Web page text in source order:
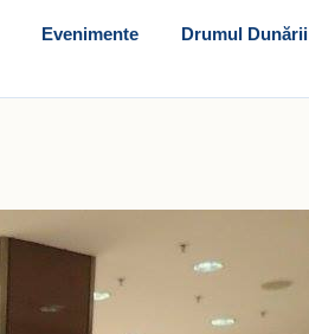
Evenimente Drumul Dunării